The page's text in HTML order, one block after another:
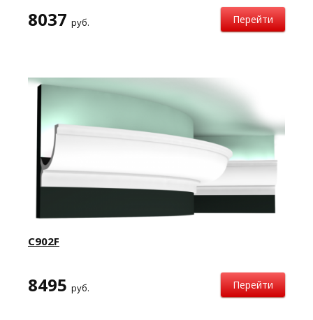
8037 руб. Перейти
C902F
8495 руб. Перейти